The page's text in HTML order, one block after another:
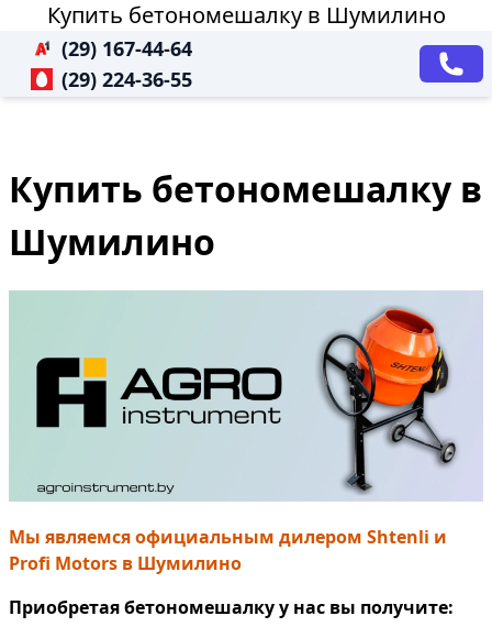
Купить бетономешалку в Шумилино
(29) 167-44-64
(29) 224-36-55
Купить бетономешалку в
Шумилино
Мы являемся официальным дилером Shtenli и
Profi Motors в Шумилино
Приобретая бетономешалку у нас вы получите: